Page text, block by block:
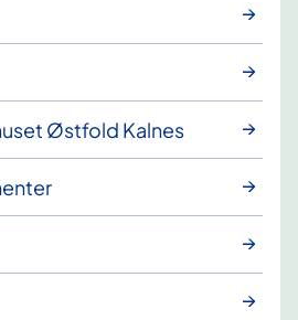
Østfold Kalnes